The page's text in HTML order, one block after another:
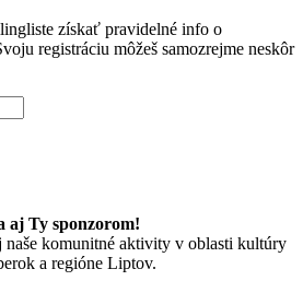
získať pravidelné info o
registráciu môžeš samozrejme neskôr
aj Ty sponzorom!
komunitné aktivity v oblasti kultúry
a regióne Liptov.